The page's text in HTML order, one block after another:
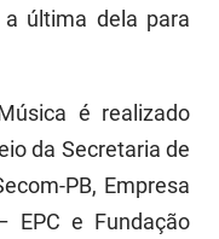
a última dela para
é realizado
da Secretaria de
PB, Empresa
EPC e Fundação